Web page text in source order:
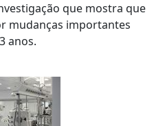
que mostra que
mudanças importantes
anos.